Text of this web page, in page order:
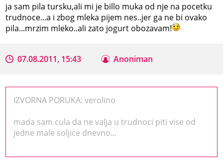
ja sam pila tursku,ali mi je billo muka od nje na pocetku
trudnoce...a i zbog mleka pijem nes..jer ga ne bi ovako
pila...mrzim mleko..ali zato jogurt obozavam!
07.08.2011, 15:43 Anoniman
IZVORNA PORUKA: verolino
mada sam cula da ne valja u trudnoci piti vise od
jedne male soljice dnevno...